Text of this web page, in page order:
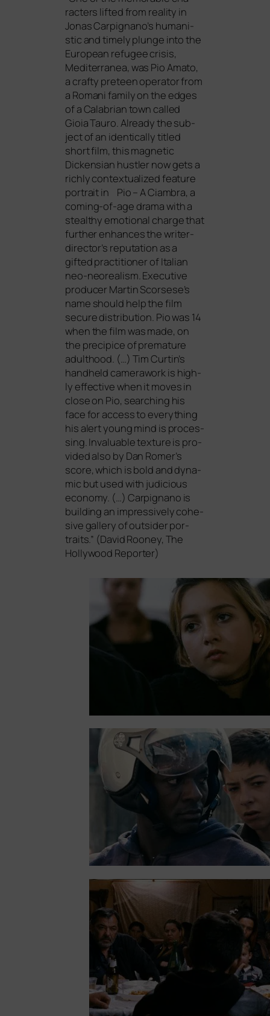
rac­ters lifted from rea­li­ty in
Jonas Carpignano’s huma­ni­
stic and time­ly plun­ge into the
European refu­gee cri­sis,
Mediterranea, was Pio Amato,
a craf­ty pre­teen ope­ra­tor from
a Romani fami­ly on the edges
of a Calabrian town cal­led
Gioia Tauro. Already the sub­
ject of an iden­ti­cal­ly titled
short film, this magne­tic
Dickensian hust­ler now gets a
rich­ly con­tex­tua­li­zed fea­ture
por­trait in Pio – A Ciambra, a
coming-of-age dra­ma with a
ste­alt­hy emo­tio­nal char­ge that
fur­ther enhan­ces the writer-
director’s repu­ta­ti­on as a
gifted prac­ti­tio­ner of Italian
neo-neo­rea­lism. Executive
pro­du­cer Martin Scorsese’s
name should help the film
secu­re dis­tri­bu­ti­on. Pio was 14
when the film was made, on
the pre­cipi­ce of pre­ma­tu­re
adult­hood. (…) Tim Curtin’s
hand­held came­ra­work is high­
ly effec­ti­ve when it moves in
clo­se on Pio, sear­ching his
face for access to ever­y­thing
his alert young mind is pro­ces­
sing. Invaluable tex­tu­re is pro­
vi­ded also by Dan Romer’s
score, which is bold and dyna­
mic but used with judi­cious
eco­no­my. (…) Carpignano is
buil­ding an impres­si­ve­ly cohe­
si­ve gal­lery of out­si­der por­
traits.” (David Rooney, The
Hollywood Reporter)